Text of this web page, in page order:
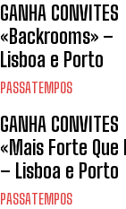
GANHA CONVITES
«Backrooms» –
Lisboa e Porto
PASSATEMPOS
GANHA CONVITES
«Mais Forte Que
– Lisboa e Porto
PASSATEMPOS